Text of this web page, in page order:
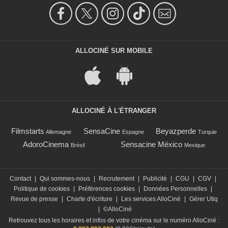
ALLOCINÉ SUR MOBILE
ALLOCINÉ À L'ÉTRANGER
Filmstarts Allemagne SensaCine Espagne Beyazperde Turquie
AdoroCinema Brésil Sensacine México Mexique
Contact Qui sommes-nous Recrutement Publicité CGU CGV
Politique de cookies
Préférences cookies Données Personnelles
Revue de presse
Charte d'écriture Les services AlloCiné
Gérer Utiq
©AlloCiné
Retrouvez tous les horaires et infos de votre cinéma sur le numéro AlloCiné :